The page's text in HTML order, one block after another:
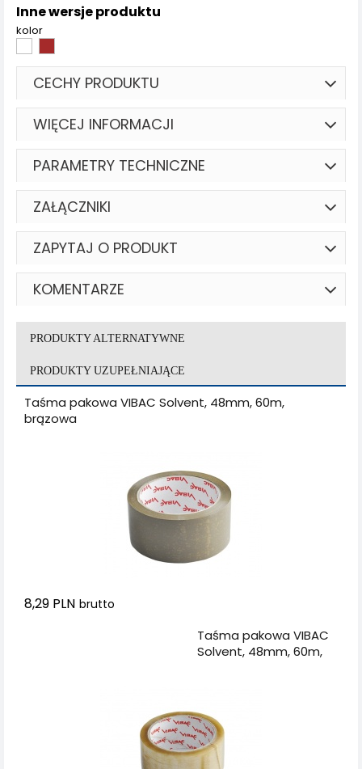
Inne wersje produktu
kolor
CECHY PRODUKTU
WIĘCEJ INFORMACJI
PARAMETRY TECHNICZNE
ZAŁĄCZNIKI
ZAPYTAJ O PRODUKT
KOMENTARZE
PRODUKTY ALTERNATYWNE
PRODUKTY UZUPEŁNIAJĄCE
Taśma pakowa VIBAC Solvent, 48mm, 60m,
brązowa
8,29 PLN brutto
Taśma pakowa VIBAC
Solvent, 48mm, 60m,